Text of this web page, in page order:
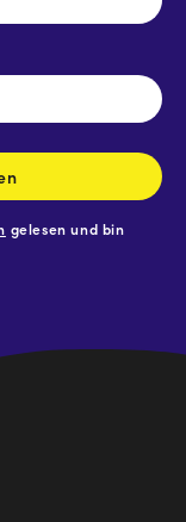
gelesen und bin